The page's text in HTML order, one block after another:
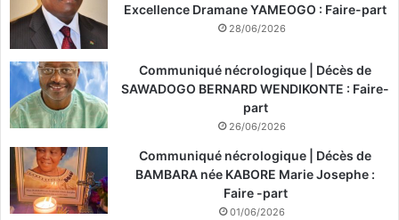
Excellence Dramane YAMEOGO : Faire-part
28/06/2026
Communiqué nécrologique | Décès de
SAWADOGO BERNARD WENDIKONTE : Faire-
part
26/06/2026
Communiqué nécrologique | Décès de
BAMBARA née KABORE Marie Josephe :
Faire -part
01/06/2026